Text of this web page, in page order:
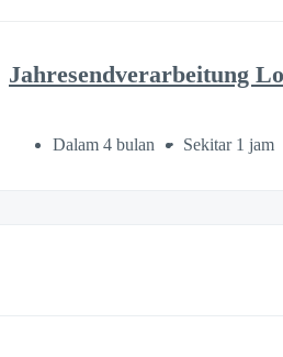
Jahresendverarbeitung
Dalam 4 bulan Sekitar 1 jam